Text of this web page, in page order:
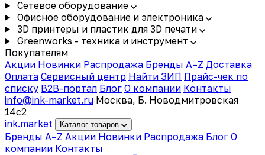
Сетевое оборудование
Офисное оборудование и электроника
3D принтеры и пластик для 3D печати
Greenworks - техника и инструмент
Покупателям
Акции Новинки Распродажа Бренды A–Z Доставка
Оплата Сервисный центр Найти ЗИП Прайс-чек по
списку B2B-портал Блог О компании Контакты
info@ink-market.ru Москва, Б. Новодмитровская
14с2
ink.market Каталог товаров
Бренды A–Z Акции Новинки Распродажа Блог О
компании Контакты